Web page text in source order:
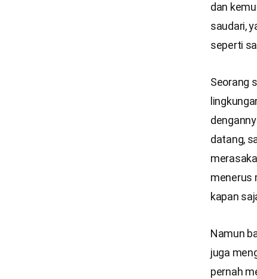
dan
saudari,
seperti
Seorang
datang,
menerus
kapan
Namun
juga
pernah